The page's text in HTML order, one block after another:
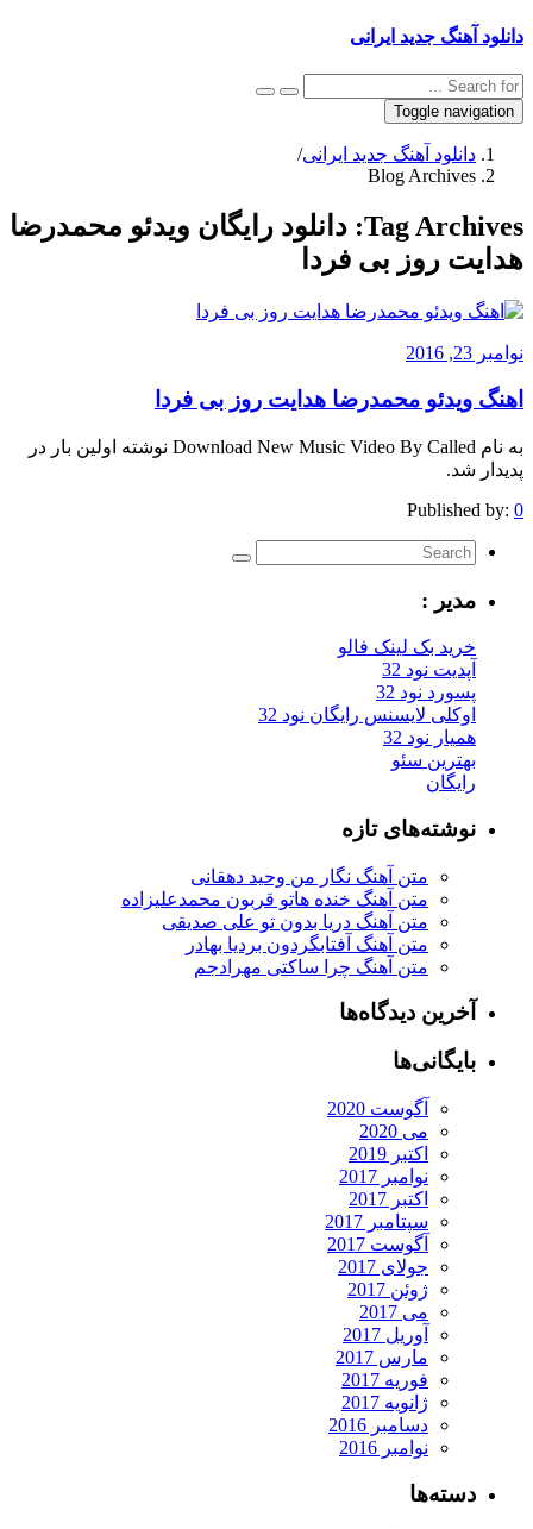
دانلود آهنگ جدید ایرانی
Toggle navigation
دانلود آهنگ جدید ایرانی/
Blog Archives
Tag Archives: دانلود رایگان ویدئو محمدرضا
هدایت روز بی فردا
نوامبر 23, 2016
اهنگ ویدئو محمدرضا هدایت روز بی فردا
به نام Download New Music Video By Called نوشته اولین بار در
پدیدار شد.
Published by: 0
مدیر :
خرید بک لینک فالو
آپدیت نود 32
پسورد نود 32
اوکلی لایسنس رایگان نود 32
همیار نود 32
بهترین سئو
رایگان
نوشته‌های تازه
متن آهنگ نگار من وحید دهقانی
متن آهنگ خنده هاتو قربون محمدعلیزاده
متن آهنگ دریا بدون تو علی صدیقی
متن آهنگ آفتابگردون بردیا بهادر
متن آهنگ چرا ساکتی مهرادجم
آخرین دیدگاه‌ها
بایگانی‌ها
آگوست 2020
می 2020
اکتبر 2019
نوامبر 2017
اکتبر 2017
سپتامبر 2017
آگوست 2017
جولای 2017
ژوئن 2017
می 2017
آوریل 2017
مارس 2017
فوریه 2017
ژانویه 2017
دسامبر 2016
نوامبر 2016
دسته‌ها